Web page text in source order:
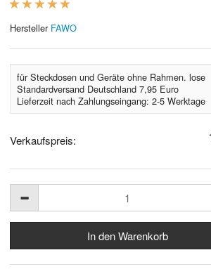
Hersteller FAWO
für Steckdosen und Geräte ohne Rahmen. lose
Standardversand Deutschland 7,95 Euro
Lieferzeit nach Zahlungseingang: 2-5 Werktage
Verkaufspreis: